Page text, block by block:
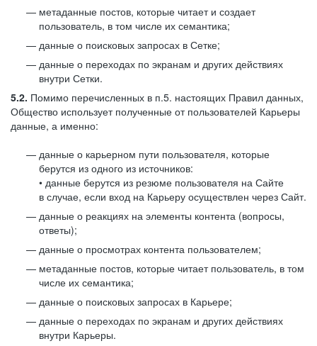
метаданные постов, которые читает и создает
пользователь, в том числе их семантика;
данные о поисковых запросах в Сетке;
данные о переходах по экранам и других действиях
внутри Сетки.
5.2. Помимо перечисленных в п.5. настоящих Правил данных,
Общество использует полученные от пользователей Карьеры
данные, а именно:
данные о карьерном пути пользователя, которые
берутся из одного из источников:
• данные берутся из резюме пользователя на Сайте
в случае, если вход на Карьеру осуществлен через Сайт.
данные о реакциях на элементы контента (вопросы,
ответы);
данные о просмотрах контента пользователем;
метаданные постов, которые читает пользователь, в том
числе их семантика;
данные о поисковых запросах в Карьере;
данные о переходах по экранам и других действиях
внутри Карьеры.